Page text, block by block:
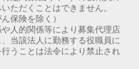
ただくことはできません。
保険を除く）
人的関係等により募集代理店
当該法人に勤務する役職員に
うことは法令により禁止され